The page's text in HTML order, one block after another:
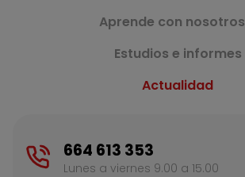
Aprende con nosotros
Estudios e informes
Actualidad
664 613 353
Lunes a viernes 9.00 a 15.00